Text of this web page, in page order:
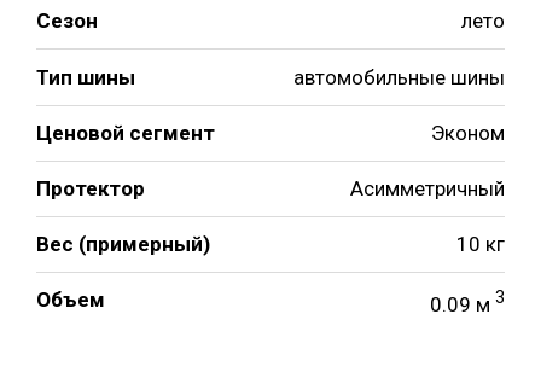
Сезон лето
Тип шины автомобильные шины
Ценовой сегмент Эконом
Протектор Асимметричный
Вес (примерный) 10 кг
Объем 0.09 м 3